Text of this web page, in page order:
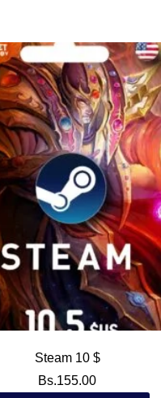
Steam 10 $
Bs.155.00